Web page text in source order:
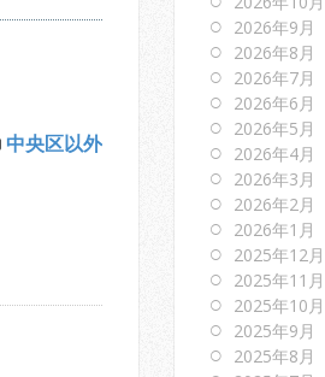
中央区以外
2026年9月
2026年8月
2026年7月
2026年6月
2026年5月
2026年4月
2026年3月
2026年2月
2026年1月
2025年12月
2025年11月
2025年10月
2025年9月
2025年8月